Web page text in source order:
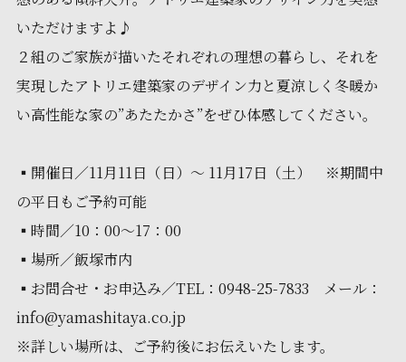
いただけますよ♪
２組のご家族が描いたそれぞれの理想の暮らし、それを
実現したアトリエ建築家のデザイン力と夏涼しく冬暖か
い高性能な家の”あたたかさ”をぜひ体感してください。
▪開催日／11月11日（日）～ 11月17日（土） ※期間中
の平日もご予約可能
▪時間／10：00～17：00
▪場所／飯塚市内
▪お問合せ・お申込み／TEL：0948-25-7833 メール：
info@yamashitaya.co.jp
※詳しい場所は、ご予約後にお伝えいたします。